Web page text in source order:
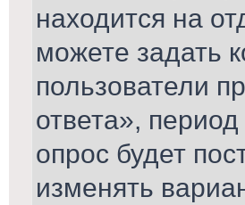
находится на
можете задать
пользователи
ответа»,
опрос будет
изменять